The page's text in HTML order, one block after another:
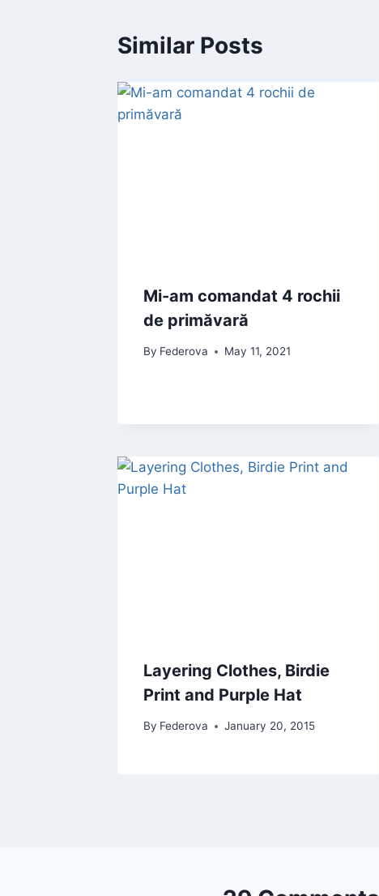
Similar Posts
Mi-am comandat 4 rochii
de primăvară
By Federova May 11, 2021
Layering Clothes, Birdie
Print and Purple Hat
By Federova January 20, 2015